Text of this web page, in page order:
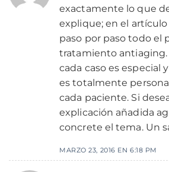
exactamente lo que
explique; en el
paso por paso todo el
tratamiento antiaging.
cada caso es especial
es totalmente
cada paciente. Si
explicación añadida
concrete el tema. Un
MARZO 23, 2016 EN 6:18 PM